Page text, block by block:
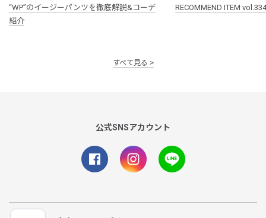
“WP”のイージーパンツを徹底解説&コーデ
紹介
RECOMMEND ITEM vol.334
すべて見る
公式SNSアカウント